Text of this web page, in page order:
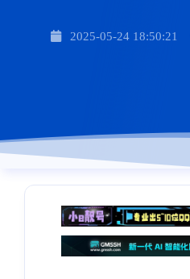
2025-05-24 18:50:21